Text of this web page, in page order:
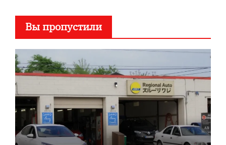
Вы пропустили